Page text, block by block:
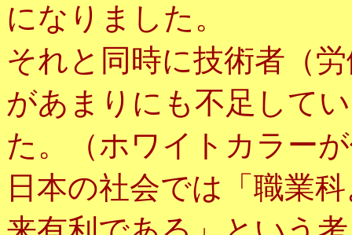
になりました。
それと同時に技術者（
があまりにも不足して
た。（ホワイトカラー
日本の社会では「職業